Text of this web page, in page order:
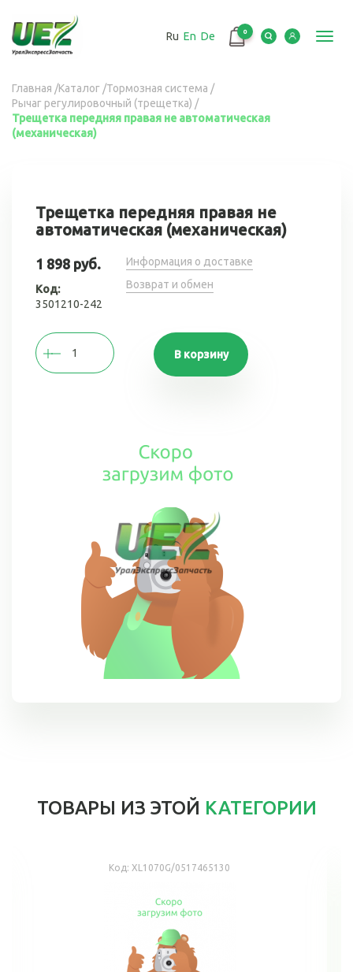
основному
содержанию
Ru En De 0
Вы
здесь
Главная /Каталог /Тормозная система /
Рычаг регулировочный (трещетка) /
Трещетка передняя правая не автоматическая
(механическая)
Трещетка передняя правая не
автоматическая (механическая)
1 898 руб.
Код:
3501210-242
Информация о доставке
Возврат и обмен
В корзину
ТОВАРЫ ИЗ ЭТОЙ КАТЕГОРИИ
Код: XL1070G/0517465130